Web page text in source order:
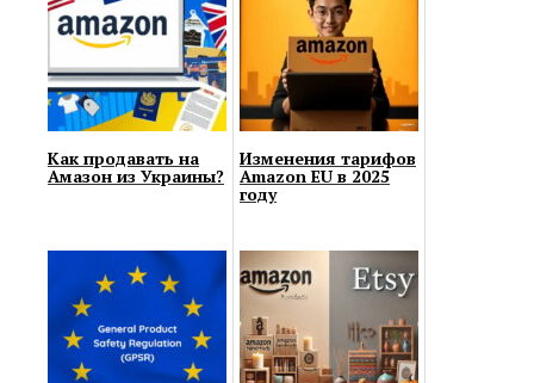
Как продавать на
Амазон из Украины?
Изменения тарифов
Amazon EU в 2025
году